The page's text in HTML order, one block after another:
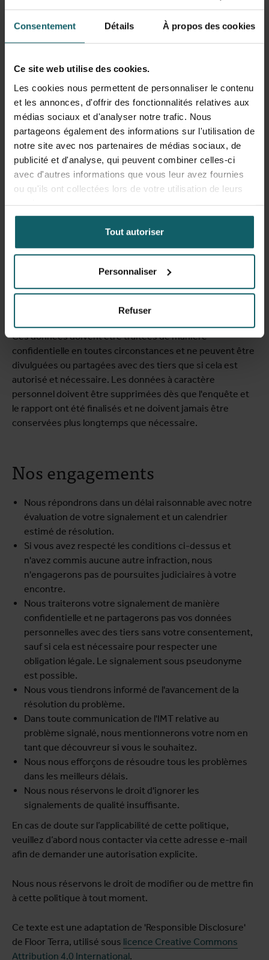
Consentement Détails À propos des cookies
Ce site web utilise des cookies.
Les cookies nous permettent de personnaliser le contenu
et les annonces, d'offrir des fonctionnalités relatives aux
médias sociaux et d'analyser notre trafic. Nous
partageons également des informations sur l'utilisation de
notre site avec nos partenaires de médias sociaux, de
publicité et d'analyse, qui peuvent combiner celles-ci
avec d'autres informations que vous leur avez fournies
ou qu'ils ont collectées lors de votre utilisation de leurs
Tout autoriser
Personnaliser
Refuser
obtenues via la vulnérabilité après le signalement.
Ne pas effectuer d'actions susceptibles d'affecter le
confidentialité ou d'intégrité des données.
Les actions dans le cadre de cette politique doivent se
limiter à des tests visant à identifier des vulnérabilités
potentielles et au partage de ces informations avec l'IMT.
Traitement des données à caractère
personnel (RGPD)
Dans le cadre de vos recherches en matière de
vulnérabilités, vous pouvez être amené à traiter des
données à caractère personnel, même de manière
incidente. Conformément au Règlement général sur la
données doit toujours être limité à ce qui est nécessaire
aux fins de l'enquête, même lorsque les données sont
Ces données doivent être traitées de manière
confidentielle en toutes circonstances et ne peuvent être
divulguées ou partagées avec des tiers que si cela est
autorisé et nécessaire. Les données à caractère
personnel doivent être supprimées dès que l'enquête et
le rapport ont été finalisés et ne doivent jamais être
conservées plus longtemps que nécessaire.
Nos engagements
Nous répondrons dans un délai raisonnable avec notre
évaluation de votre signalement et un calendrier
estimé de résolution.
Si vous avez respecté les conditions ci-dessus et
n'avez commis aucune autre infraction, nous
n'engagerons pas de poursuites judiciaires à votre
encontre.
Nous traiterons votre signalement de manière
confidentielle et ne partagerons pas vos données
personnelles avec des tiers sans votre consentement,
sauf si cela est nécessaire pour respecter une
obligation légale. Le signalement sous pseudonyme
est possible.
Nous vous tiendrons informé de l'avancement de la
résolution du problème.
Dans toute communication de l'IMT relative au
problème signalé, nous mentionnerons votre nom en
tant que découvreur si vous le souhaitez.
Nous nous efforçons de résoudre tous les problèmes
dans les meilleurs délais.
Nous nous réservons le droit d'ignorer les
signalements de qualité insuffisante.
En cas de doute sur l’applicabilité de cette politique,
veuillez d’abord nous contacter via cette adresse e-mail
afin de demander une autorisation explicite.
Nous nous réservons le droit de modifier ou de mettre fin
à cette politique à tout moment.
Ce texte est une adaptation de 'Responsible Disclosure'
de Floor Terra, utilisé sous licence Creative Commons
Attribution 4.0 International.